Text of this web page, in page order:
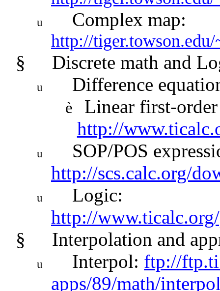
u Complex map:
http://
§ Discrete math and
u Difference
è
Linear first-
http://
u
SOP/POS
http://scs.calc.org/
u
Logic:
http://
§
Interpolation and
u Interpol: ftp://
apps/89/math/